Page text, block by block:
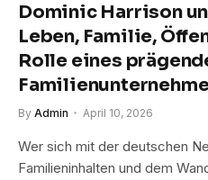
Dominic Harrison
Leben, Familie,
Rolle eines
By Admin April 10, 2026
Wer sich mit der deutschen
Familieninhalten und dem